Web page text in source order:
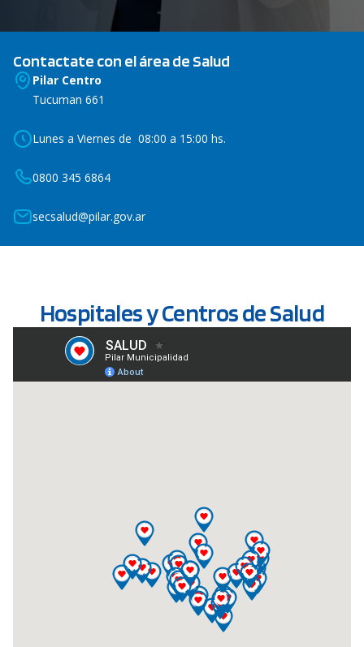
Contactate con el área de Salud
Pilar Centro
Tucuman 661
Lunes a Viernes de 08:00 a 15:00 hs.
0800 345 6864
secsalud@pilar.gov.ar
Hospitales y Centros de Salud